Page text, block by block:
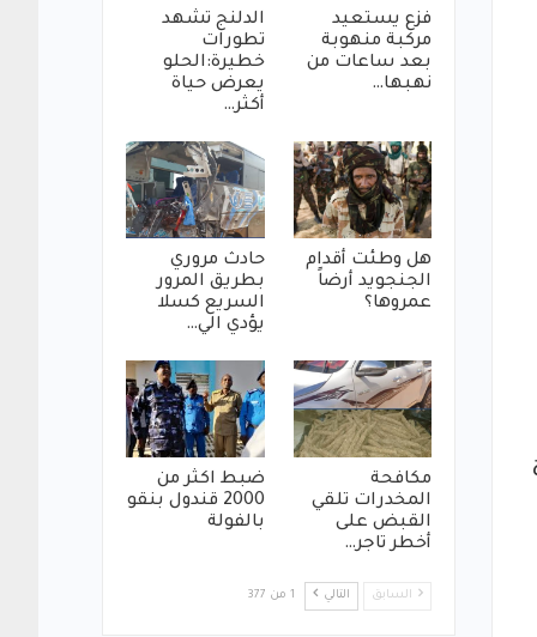
فزع يستعيد
مركبة منهوبة
بعد ساعات من
نهبها…
الدلنج تشهد
تطورات
خطيرة:الحلو
يعرض حياة
أكثر…
هل وطئت أقدام
الجنجويد أرضاً
عمروها؟
حادث مروري
بطريق المرور
السريع كسلا
يؤدي الي…
مكافحة
المخدرات تلقي
القبض على
أخطر تاجر…
ضبط اكثر من
2000 قندول بنقو
بالفولة
السابق التالي 1 من 377